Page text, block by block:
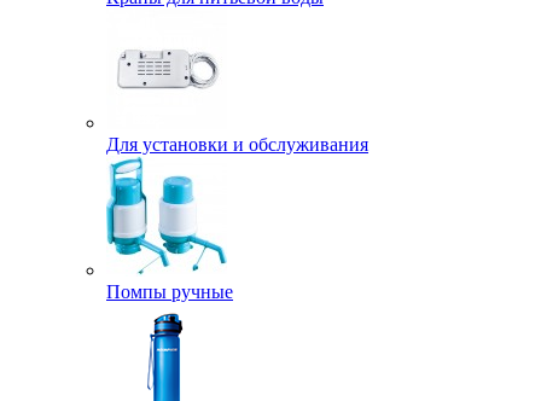
Для установки и обслуживания
Помпы ручные